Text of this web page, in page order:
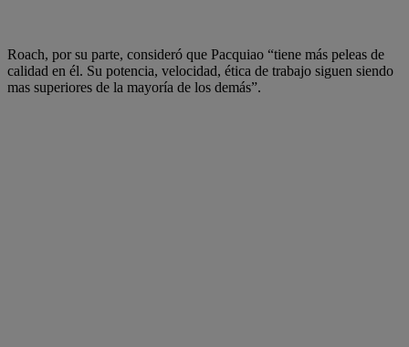
Roach, por su parte, consideró que Pacquiao “tiene más peleas de
calidad en él. Su potencia, velocidad, ética de trabajo siguen siendo
mas superiores de la mayoría de los demás”.